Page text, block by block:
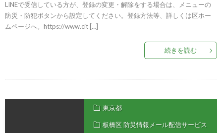
LINEで受信している方が、登録の変更・解除をする場合は、メニューの
防災・防犯ボタンから設定してください。登録方法等、詳しくは区ホー
ムページへ。https://www.cit […]
続きを読む
東京都
板橋区 防災情報メール配信サービス